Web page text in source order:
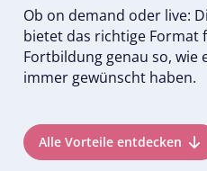
Ob on demand oder live:
bietet das richtige Format
Fortbildung genau so, wie
immer gewünscht haben.
Alle Vorteile entdecken